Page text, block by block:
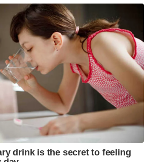
วนหนึ่งที่ไม่เข้าใจถึงความจำเป็น
ายๆ อย่าง เมื่อถึงเวลาที่เหมาะสมการ
องดองมันก็จำเป็นที่จะเดินหน้า
ม่ควรที่จะหวนกลับไปสู่เหตุการณ์ความ
ว ขอให้ประชาชนดูที่ผลงาน ทุก
ง ซึ่งจำเป็นต้องชี้แจงให้ประชาชน
ไทยด้วยกันทั้งนั้น เมื่อถึงเวลาที่เหมาะ
ย้งได้แล้ว
ตนายกฯ ในวันที่ 22 ส.ค. นายธนกร
ะ สว. เข้าใจ เชื่อว่าไม่น่าจะมีปัญหา